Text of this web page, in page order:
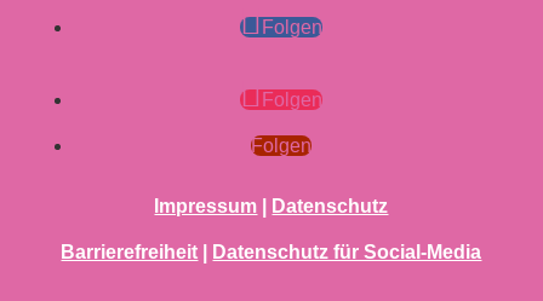
Impressum Datenschutz
Barrierefreiheit Datenschutz für Social-Media
Folgen
Folgen
Folgen